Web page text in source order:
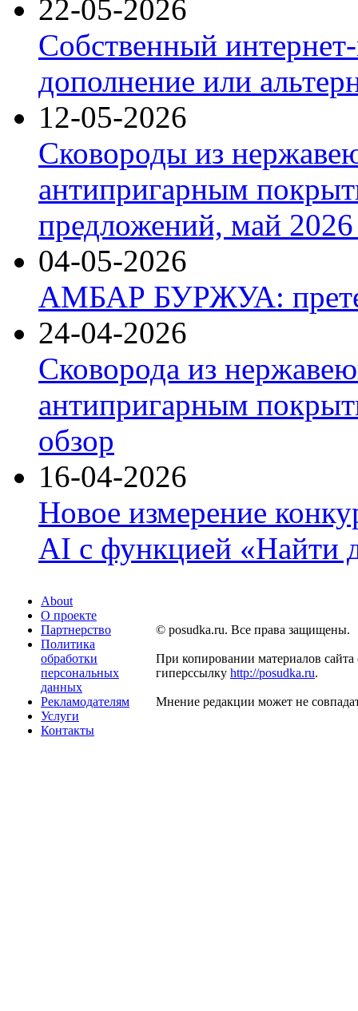
22-05-2026
Собственный
дополнение или
12-05-2026
Сковороды из
антипригарным
предложений, май 2026
04-05-2026
АМБАР БУРЖУА:
24-04-2026
Сковорода из
антипригарным
обзор
16-04-2026
Новое измерение
AI с функцией «Найти
About
О проекте
Партнерство
Политика
обработки
персональных
данных
Рекламодателям
Услуги
Контакты
© posudka.ru. Все права защищены.
При копировании материалов сайта
гиперссылку http://posudka.ru.
Мнение редакции может не